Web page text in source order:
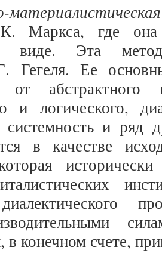
Маркса, где она
виде. Эта
Гегеля. Ее
от абстрактного
и логического,
системность и ряд
в качестве
конечном счете,